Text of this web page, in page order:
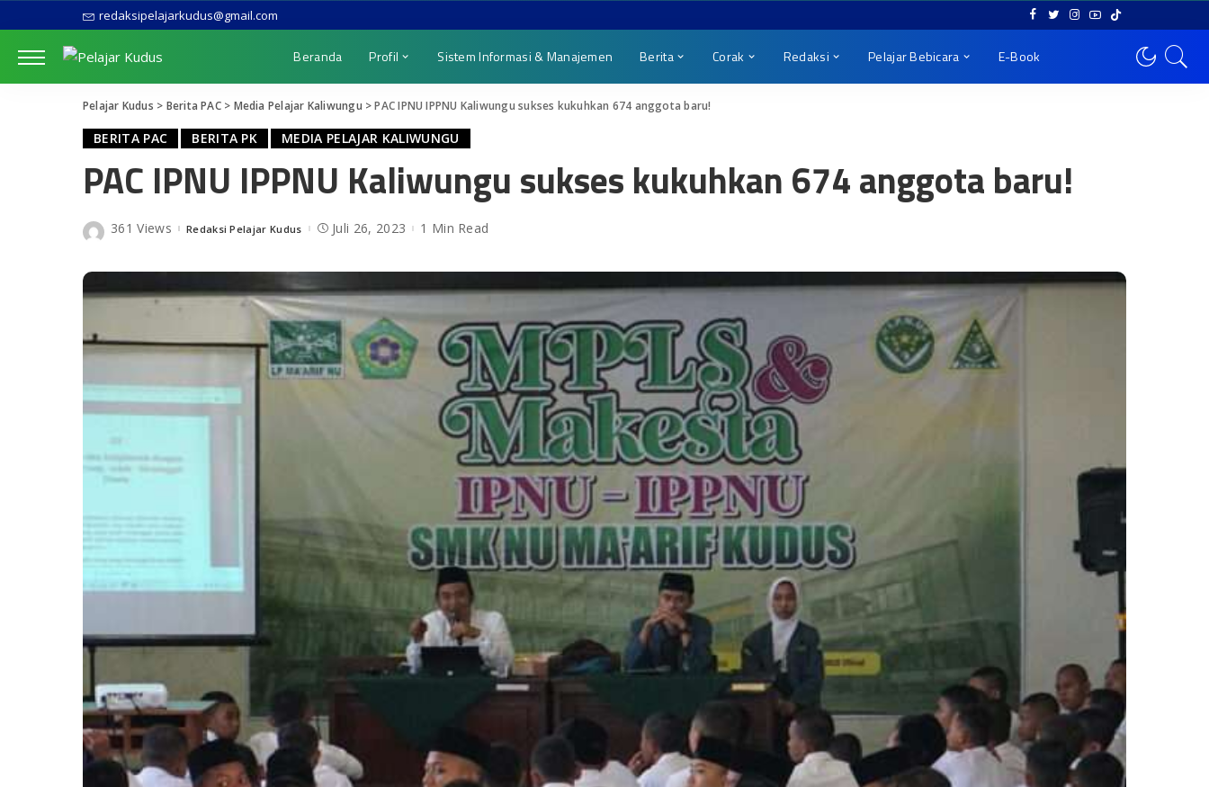
redaksipelajarkudus@gmail.com
Beranda Profil Sistem Informasi & Manajemen Berita Corak Redaksi Pelajar Bebicara E-Book
Pelajar Kudus > Berita PAC> Media Pelajar Kaliwungu >PAC IPNU IPPNU Kaliwungu sukses kukuhkan 674 anggota baru!
BERITA PAC BERITA PK MEDIA PELAJAR KALIWUNGU
PAC IPNU IPPNU Kaliwungu sukses kukuhkan 674 anggota baru!
361 ViewsPosted
Redaksi Pelajar Kudus Juli 26, 2023 1 Min Read